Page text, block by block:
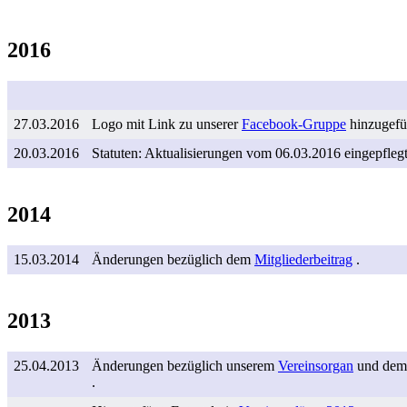
2016
27.03.2016 Logo mit Link zu unsererFacebook-Gruppe
20.03.2016
Statuten: Aktualisierungen vom 06.03.2016 eingepflegt
2014
15.03.2014 Änderungen bezüglich dem Mitgliederbeitrag .
2013
25.04.2013 Änderungen bezüglich unserem Vereinsorgan und dem
.